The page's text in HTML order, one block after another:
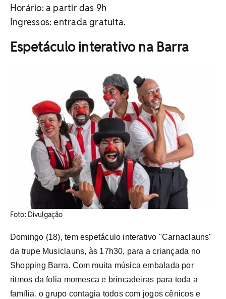
Horário: a partir das 9h
Ingressos: entrada gratuita.
Espetáculo interativo na Barra
Foto: Divulgação
Domingo (18), tem espetáculo interativo "Carnaclauns"
da trupe Musiclauns, às 17h30, para a criançada no
Shopping Barra. Com muita música embalada por
ritmos da folia momesca e brincadeiras para toda a
família, o grupo contagia todos com jogos cênicos e